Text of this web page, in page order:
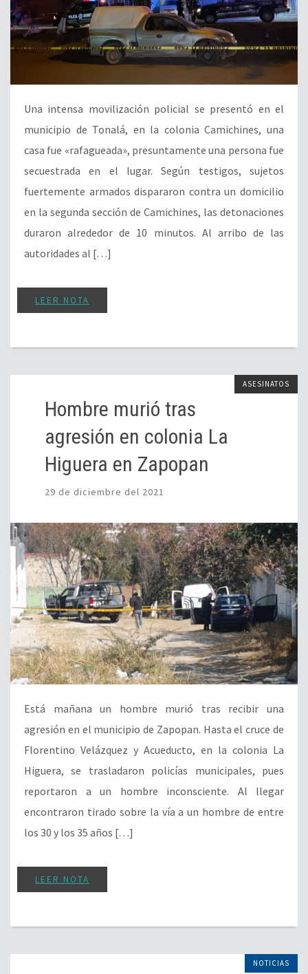
Una intensa movilización policial se presentó en el
municipio de Tonalá, en la colonia Camichines, una
casa fue «rafagueada», presuntamente una persona fue
secuestrada en el lugar. Según testigos, sujetos
fuertemente armados dispararon contra un domicilio
en la segunda sección de Camichines, las detonaciones
duraron alrededor de 10 minutos. Al arribo de las
autoridades al […]
LEER NOTA
ASESINATOS
Hombre murió tras
agresión en colonia La
Higuera en Zapopan
29 de diciembre del 2021
Está mañana un hombre murió tras recibir una
agresión en el municipio de Zapopan. Hasta el cruce de
Florentino Velázquez y Acueducto, en la colonia La
Higuera, se trasladaron policías municipales, pues
reportaron a un hombre inconsciente. Al llegar
encontraron tirado sobre la vía a un hombre de entre
los 30 y los 35 años […]
LEER NOTA
NOTICIAS